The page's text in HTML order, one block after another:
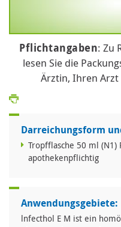
Pflichtangaben: Zu
lesen Sie die
Ärztin, Ihren
Darreichungsform
Tropfflasche 50 ml (N1)
apothekenpflichtig
Anwendungsgebiete:
lnfecthol E M ist ein